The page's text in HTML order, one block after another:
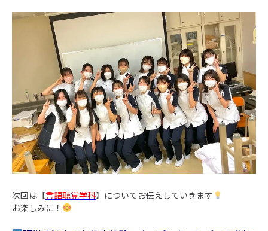
次回は【言語聴覚学科】についてお伝えしていきます
お楽しみに！